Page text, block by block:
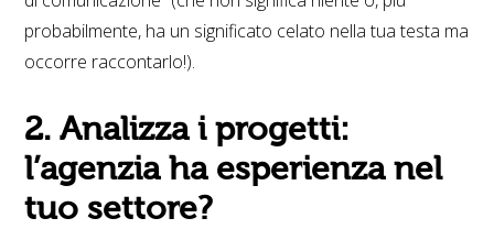
probabilmente, ha un significato celato nella tua testa ma
occorre raccontarlo!).
2. Analizza i progetti:
l’agenzia ha esperienza nel
tuo settore?